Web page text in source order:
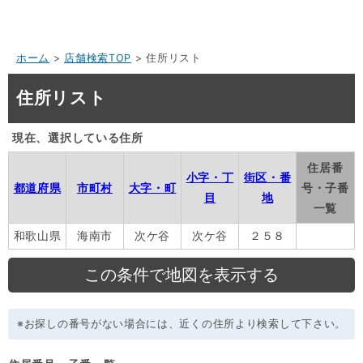
ホーム > 店舗検索TOP > 住所リスト
住所リスト
現在、選択している住所
都道府県 市町村 大字・町
小字・丁
目
街区・番
地
住居番
号・子番
一覧
和歌山県
海南市 次ケ谷 次ケ谷 ２５８
※お探しの番号がない場合には、近くの住所より検索して下さい。